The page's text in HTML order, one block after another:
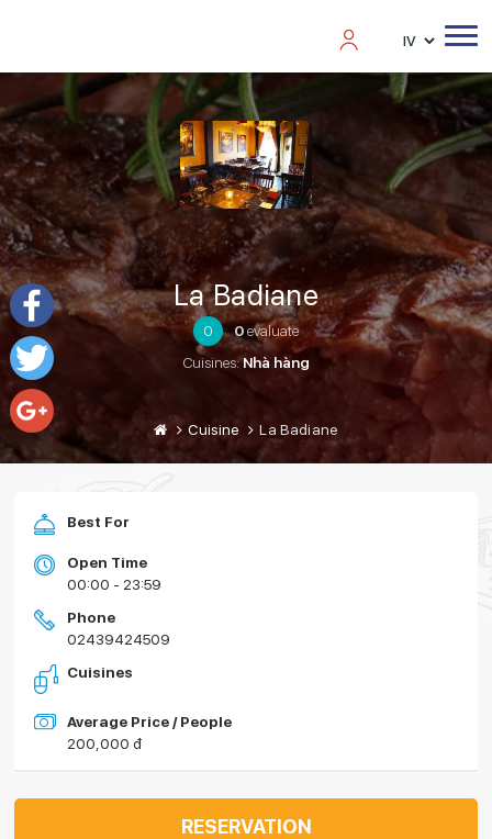
Facebook
Twitter
Google+
La Badiane
0 0evaluate
Cuisines:Nhà hàng
Cuisine La Badiane
Best For
Open Time
00:00 - 23:59
Phone
02439424509
Cuisines
Average Price / People
200,000 đ
RESERVATION